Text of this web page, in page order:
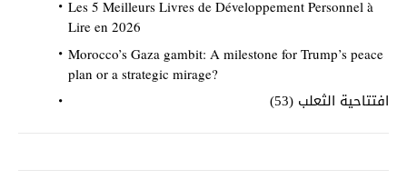
Les 5 Meilleurs Livres de Développement Personnel à
Lire en 2026
Morocco’s Gaza gambit: A milestone for Trump’s peace
plan or a strategic mirage?
افتتاحية الثعلب (53)